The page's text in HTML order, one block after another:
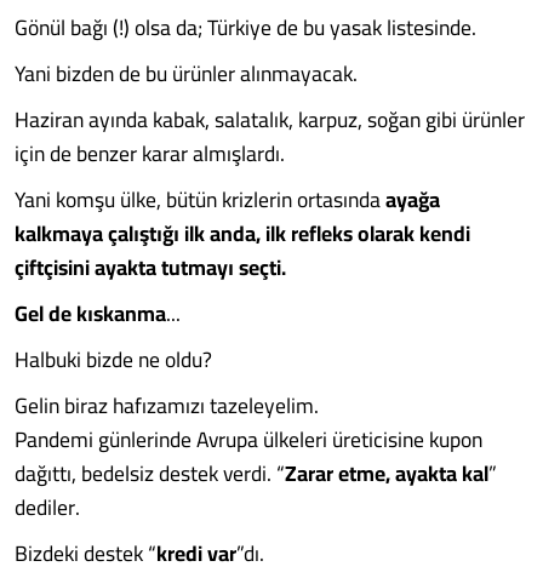
Gönül bağı (!) olsa da; Türkiye de bu yasak listesinde.
Yani bizden de bu ürünler alınmayacak.
Haziran ayında kabak, salatalık, karpuz, soğan gibi ürünler
için de benzer karar almışlardı.
Yani komşu ülke, bütün krizlerin ortasındaayağa
kalkmaya çalıştığı ilk anda, ilk refleks olarak kendi
çiftçisini ayakta tutmayı seçti.
Gel de kıskanma...
Halbuki bizde ne oldu?
Gelin biraz hafızamızı tazeleyelim.
Pandemi günlerinde Avrupa ülkeleri üreticisine kupon
dağıttı, bedelsiz destek verdi. “Zarar etme, ayakta kal”
dediler.
Bizdeki destek “kredi var”dı.